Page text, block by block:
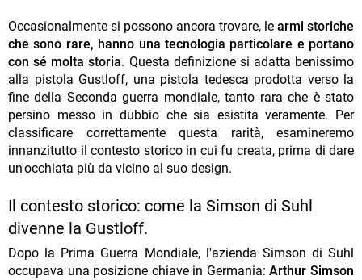
Occasionalmente si possono ancora trovare, le armi storiche
che sono rare, hanno una tecnologia particolare e portano
con sé molta storia. Questa definizione si adatta benissimo
alla pistola Gustloff, una pistola tedesca prodotta verso la
fine della Seconda guerra mondiale, tanto rara che è stato
persino messo in dubbio che sia esistita veramente. Per
classificare correttamente questa rarità, esamineremo
innanzitutto il contesto storico in cui fu creata, prima di dare
un'occhiata più da vicino al suo design.
Il contesto storico: come la Simson di Suhl
divenne la Gustloff.
Dopo la Prima Guerra Mondiale, l'azienda Simson di Suhl
occupava una posizione chiave in Germania:Arthur Simson